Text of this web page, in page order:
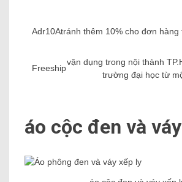
Adr10Atránh thêm 10% cho đơn hàng
Freeship
vận dụng trong nội thành
trường đại học từ
áo cộc đen và